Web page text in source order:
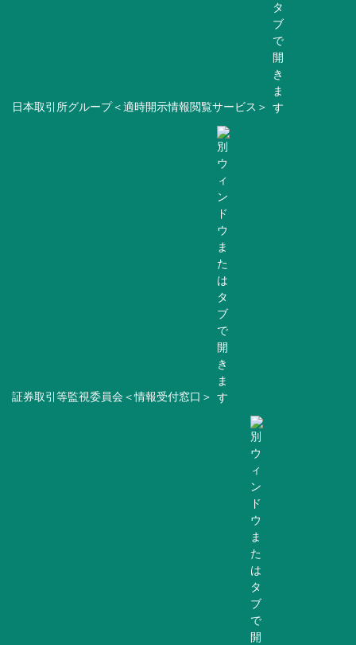
日本取引所グループ＜適時開示情報閲覧サービス＞
証券取引等監視委員会＜情報受付窓口＞